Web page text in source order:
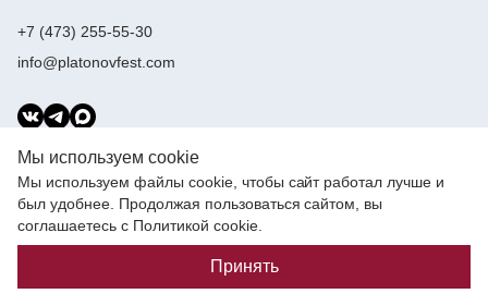
+7 (473) 255-55-30
info@platonovfest.com
Создание сайта —Cтудия Парфенова
Мы используем cookie
Мы используем файлы cookie, чтобы сайт работал лучше и
был удобнее. Продолжая пользоваться сайтом, вы
соглашаетесь с Политикой cookie.
Принять